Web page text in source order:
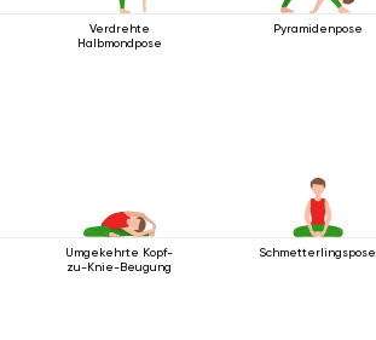
Verdrehte
Halbmondpose
Pyramidenpose
Umgekehrte Kopf-
zu-Knie-Beugung
Schmetterlingspose